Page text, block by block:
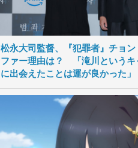
松永大司監督、『犯罪者』チョン
ファー理由は？ 「滝川というキ
に出会えたことは運が良かった」